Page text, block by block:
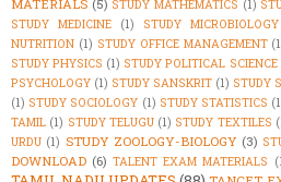
MATERIALS (5) STUDY MATHEMATICS (1)
STUDY MEDICINE
(1) STUDY MICROBIOLOGY
NUTRITION (1) STUDY OFFICE MANAGEMENT
STUDY PHYSICS (1) STUDY POLITICAL SCIENCE
PSYCHOLOGY (1) STUDY SANSKRIT (1) STUDY
(1) STUDY SOCIOLOGY (1) STUDY STATISTICS
TAMIL (1) STUDY TELUGU (1) STUDY TEXTILES
URDU (1) STUDY ZOOLOGY-BIOLOGY (3)
DOWNLOAD (6) TALENT EXAM MATERIALS